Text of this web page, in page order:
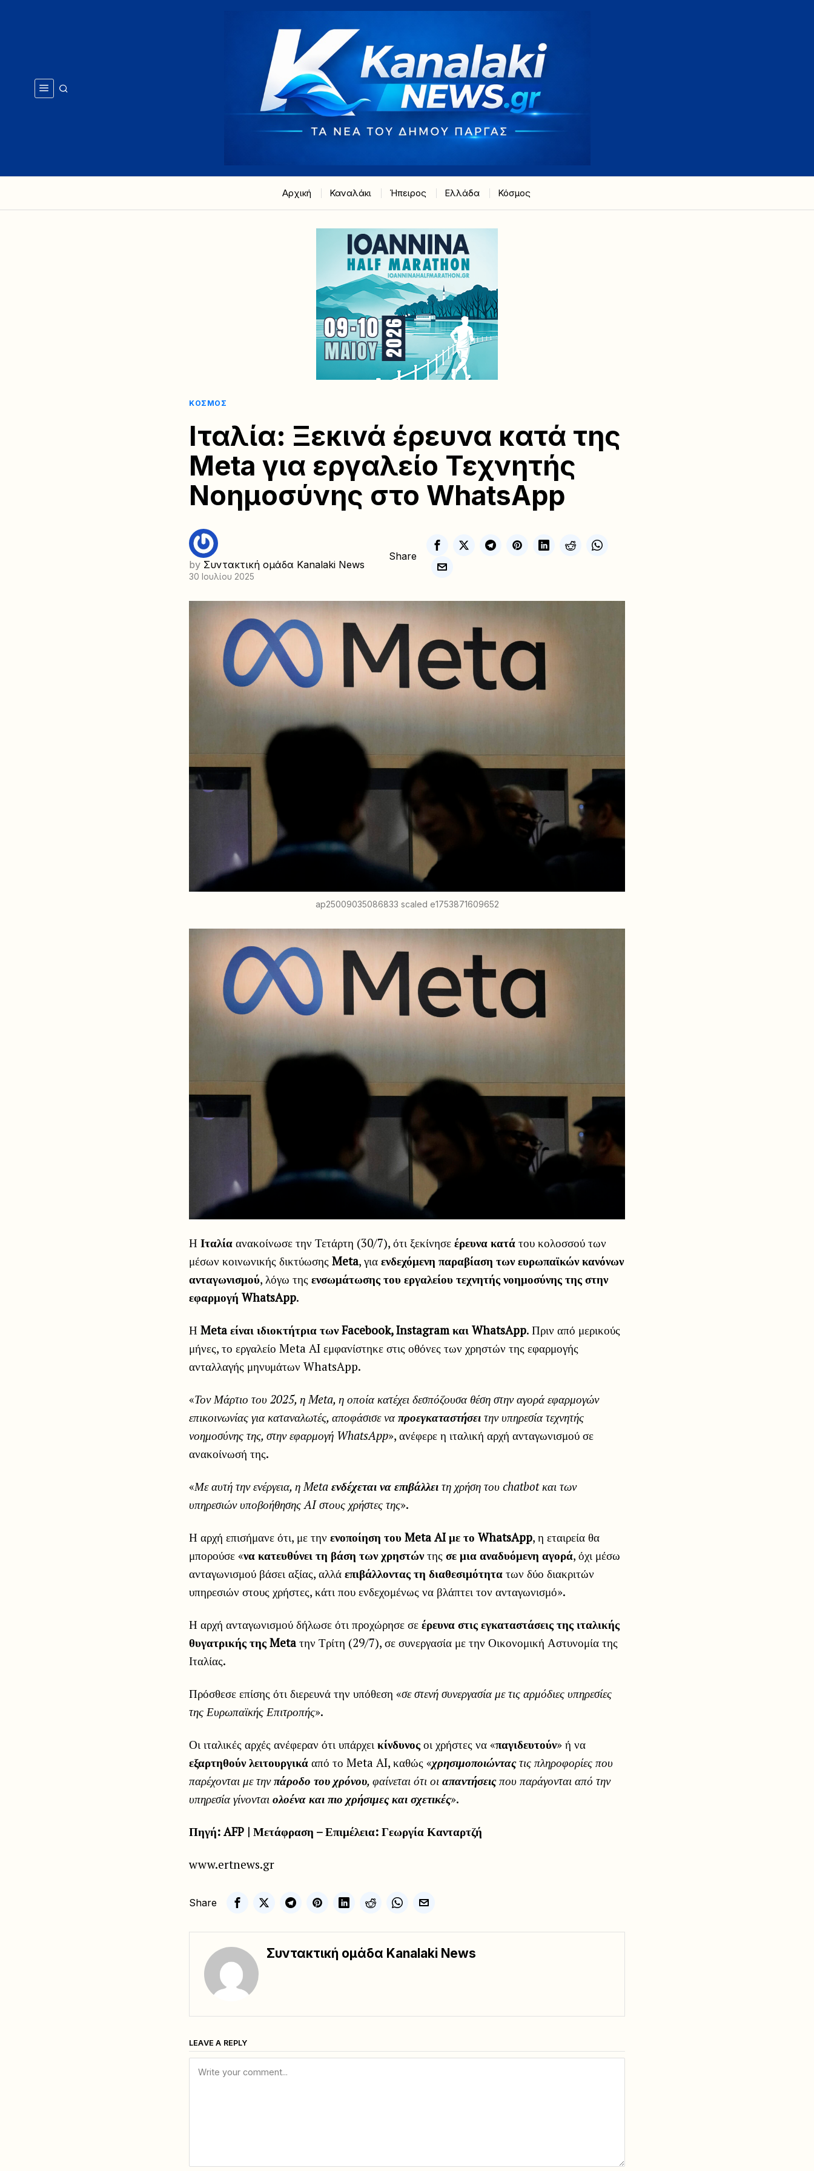
Αρχική Καναλάκι Ήπειρος Ελλάδα Κόσμος
ΚΌΣΜΟΣ
Ιταλία: Ξεκινά έρευνα κατά της
Meta για εργαλείο Τεχνητής
Νοημοσύνης στο WhatsApp
by Συντακτική ομάδα Kanalaki News
30 Ιουλίου 2025
Share
ap25009035086833 scaled e1753871609652
Η Ιταλία ανακοίνωσε την Τετάρτη (30/7), ότι ξεκίνησε έρευνα κατά του κολοσσού των
μέσων κοινωνικής δικτύωσης Meta, για ενδεχόμενη παραβίαση των ευρωπαϊκών κανόνων
ανταγωνισμού, λόγω της ενσωμάτωσης του εργαλείου τεχνητής νοημοσύνης της στην
εφαρμογή WhatsApp.
Η Meta είναι ιδιοκτήτρια των Facebook, Instagram και WhatsApp. Πριν από μερικούς
μήνες, το εργαλείο Meta AI εμφανίστηκε στις οθόνες των χρηστών της εφαρμογής
ανταλλαγής μηνυμάτων WhatsApp.
«Τον Μάρτιο του 2025, η Meta, η οποία κατέχει δεσπόζουσα θέση στην αγορά εφαρμογών
επικοινωνίας για καταναλωτές, αποφάσισε ναπροεγκαταστήσει την υπηρεσία τεχνητής
νοημοσύνης της, στην εφαρμογή WhatsApp», ανέφερε η ιταλική αρχή ανταγωνισμού σε
ανακοίνωσή της.
«Με αυτή την ενέργεια, η Meta ενδέχεται να επιβάλλει τη χρήση του chatbot και των
υπηρεσιών υποβοήθησης AI στους χρήστες της».
Η αρχή επισήμανε ότι, με την ενοποίηση του Meta AI με το WhatsApp, η εταιρεία θα
μπορούσε «να κατευθύνει τη βάση των χρηστώντης σε μια αναδυόμενη αγορά, όχι μέσω
ανταγωνισμού βάσει αξίας, αλλά επιβάλλοντας τη διαθεσιμότητα των δύο διακριτών
υπηρεσιών στους χρήστες, κάτι που ενδεχομένως να βλάπτει τον ανταγωνισμό».
Η αρχή ανταγωνισμού δήλωσε ότι προχώρησε σε έρευνα στις εγκαταστάσεις της ιταλικής
θυγατρικής της Meta την Τρίτη (29/7), σε συνεργασία με την Οικονομική Αστυνομία της
Ιταλίας.
Πρόσθεσε επίσης ότι διερευνά την υπόθεση «σε στενή συνεργασία με τις αρμόδιες υπηρεσίες
της Ευρωπαϊκής Επιτροπής».
Οι ιταλικές αρχές ανέφεραν ότι υπάρχει κίνδυνος οι χρήστες να «παγιδευτούν» ή να
εξαρτηθούν λειτουργικά από το Meta AI, καθώς «χρησιμοποιώνταςτις πληροφορίες που
παρέχονται με τηνπάροδο του χρόνου, φαίνεται ότι οι απαντήσειςπου παράγονται από την
υπηρεσία γίνονται ολοένα και πιο χρήσιμες και σχετικές».
Πηγή: AFP | Μετάφραση – Επιμέλεια: Γεωργία Κανταρτζή
www.ertnews.gr
Share
Συντακτική ομάδα Kanalaki News
LEAVE A REPLY